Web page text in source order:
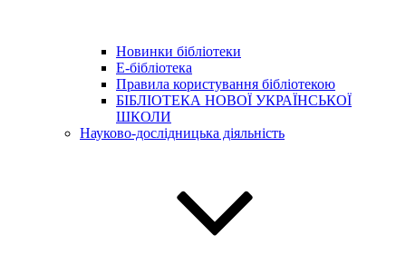
Новинки бібліотеки
E-бібліотека
Правила користування бібліотекою
БІБЛІОТЕКА НОВОЇ УКРАЇНСЬКОЇ
ШКОЛИ
Науково-дослідницька діяльність